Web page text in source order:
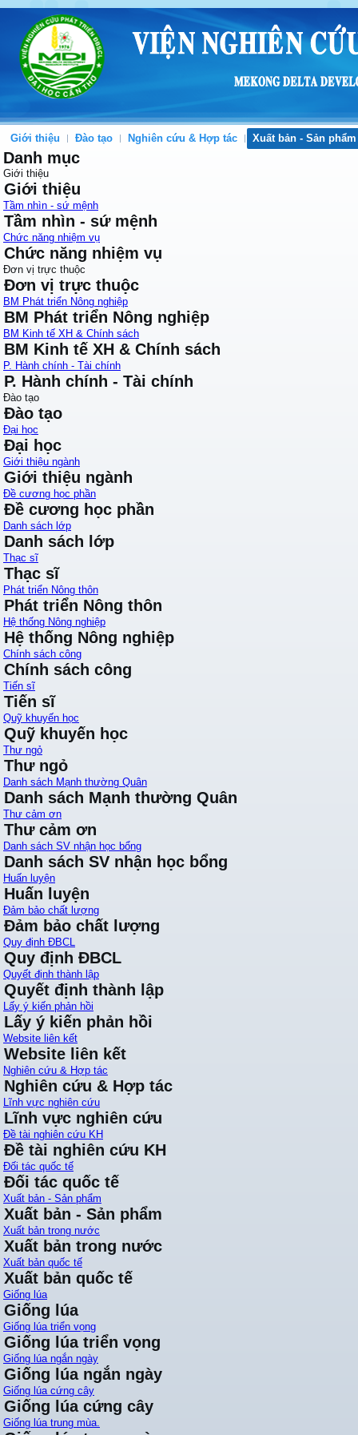
Giới thiệu Đào tạo Nghiên cứu & Hợp tác Xuất bản - Sản phẩm
Danh mục
Giới thiệu
Giới thiệu
Tầm nhìn - sứ mệnh
Tầm nhìn - sứ mệnh
Chức năng nhiệm vụ
Chức năng nhiệm vụ
Đơn vị trực thuộc
Đơn vị trực thuộc
BM Phát triển Nông nghiệp
BM Phát triển Nông nghiệp
BM Kinh tế XH & Chính sách
BM Kinh tế XH & Chính sách
P. Hành chính - Tài chính
P. Hành chính - Tài chính
Đào tạo
Đào tạo
Đại học
Đại học
Giới thiệu ngành
Giới thiệu ngành
Đề cương học phần
Đề cương học phần
Danh sách lớp
Danh sách lớp
Thạc sĩ
Thạc sĩ
Phát triển Nông thôn
Phát triển Nông thôn
Hệ thống Nông nghiệp
Hệ thống Nông nghiệp
Chính sách công
Chính sách công
Tiến sĩ
Tiến sĩ
Quỹ khuyến học
Quỹ khuyến học
Thư ngỏ
Thư ngỏ
Danh sách Mạnh thường Quân
Danh sách Mạnh thường Quân
Thư cảm ơn
Thư cảm ơn
Danh sách SV nhận học bổng
Danh sách SV nhận học bổng
Huấn luyện
Huấn luyện
Đảm bảo chất lượng
Đảm bảo chất lượng
Quy định ĐBCL
Quy định ĐBCL
Quyết định thành lập
Quyết định thành lập
Lấy ý kiến phản hồi
Lấy ý kiến phản hồi
Website liên kết
Website liên kết
Nghiên cứu & Hợp tác
Nghiên cứu & Hợp tác
Lĩnh vực nghiên cứu
Lĩnh vực nghiên cứu
Đề tài nghiên cứu KH
Đề tài nghiên cứu KH
Đối tác quốc tế
Đối tác quốc tế
Xuất bản - Sản phẩm
Xuất bản - Sản phẩm
Xuất bản trong nước
Xuất bản trong nước
Xuất bản quốc tế
Xuất bản quốc tế
Giống lúa
Giống lúa
Giống lúa triển vọng
Giống lúa triển vọng
Giống lúa ngắn ngày
Giống lúa ngắn ngày
Giống lúa cứng cây
Giống lúa cứng cây
Giống lúa trung mùa.